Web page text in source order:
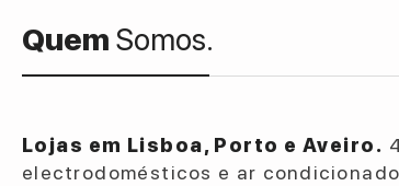
Quem Somos.
Lojas em Lisboa, Porto e Aveiro.
electrodomésticos e ar